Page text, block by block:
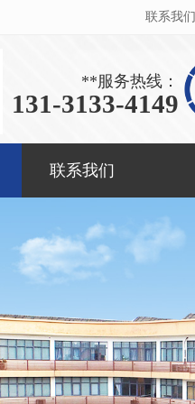
联系我们
**服务热线：
131-3133-4149
联系我们